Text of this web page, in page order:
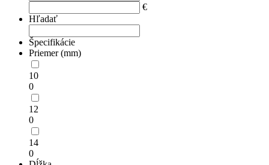
€
Hľadať
Špecifikácie
Priemer (mm)
10
0
12
0
14
0